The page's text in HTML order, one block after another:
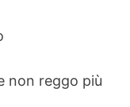
non reggo più